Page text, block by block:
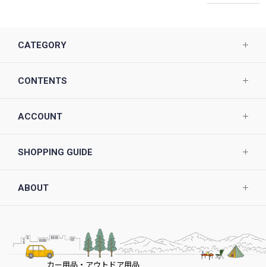
CATEGORY
CONTENTS
ACCOUNT
SHOPPING GUIDE
ABOUT
カー用品・アウトドア用品